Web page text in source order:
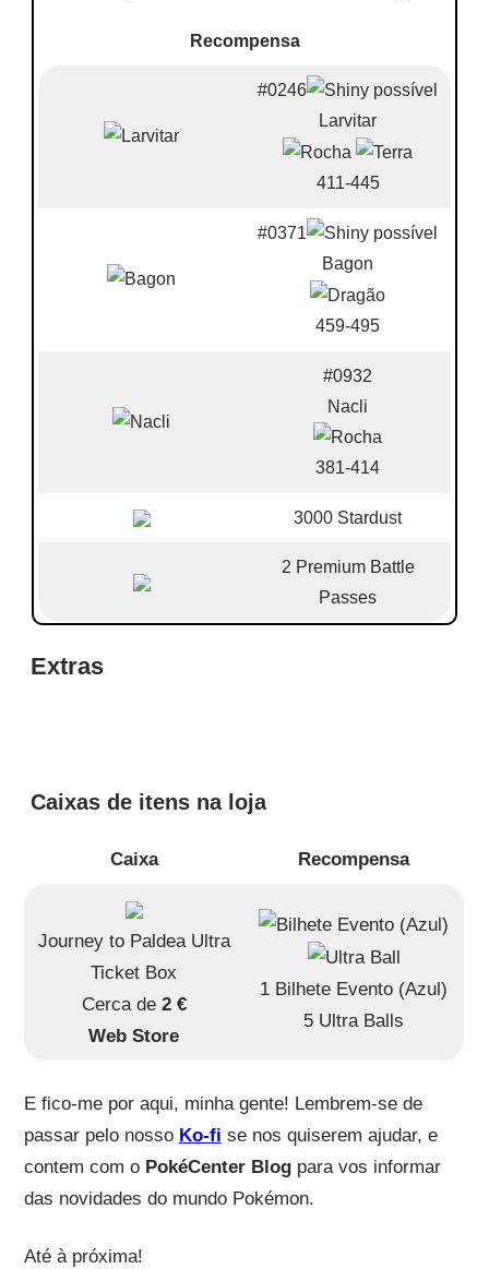
Recompensa
#0246
Larvitar
411-445
#0371
Bagon
459-495
#0932
Nacli
381-414
3000 Stardust
2 Premium Battle
Passes
Extras
Caixas de itens na loja
Caixa Recompensa
Journey to Paldea Ultra
Ticket Box
Cerca de 2 €
Web Store
1 Bilhete Evento (Azul)
5 Ultra Balls
E fico-me por aqui, minha gente! Lembrem-se de
passar pelo nosso Ko-fi se nos quiserem ajudar, e
contem com o PokéCenter Blogpara vos informar
das novidades do mundo Pokémon.
Até à próxima!